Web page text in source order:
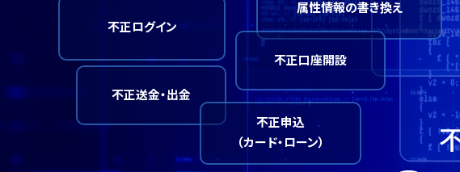
不正ログイン
属性情報の書き換え
不正送金・出金
不正口座開設
不正申込
（カード・ローン）